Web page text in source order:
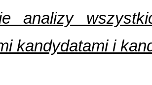
analizy
kandydatami i